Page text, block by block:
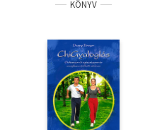
KÖNYV